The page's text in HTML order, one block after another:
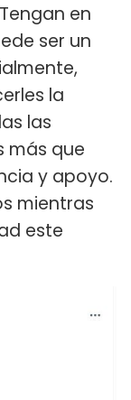
en
ser un
la
las
más que
y apoyo.
mientras
este